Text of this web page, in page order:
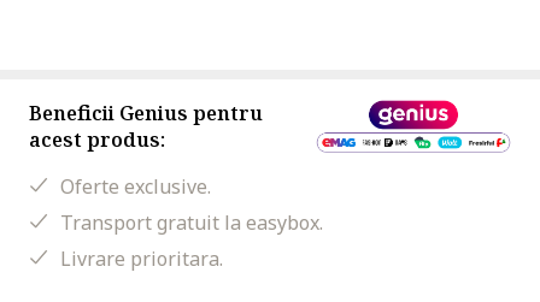
Beneficii Genius pentru
acest produs:
Oferte exclusive.
Transport gratuit la easybox.
Livrare prioritara.